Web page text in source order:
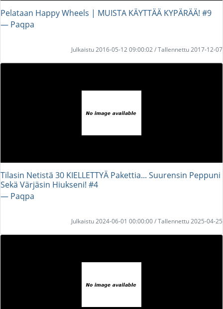
Pelataan Happy Wheels | MUISTA KÄYTTÄÄ KYPÄRÄÄ! #9
― Paqpa
Julkaistu 2016-05-12 09:00:02 / Tallennettu 2017-12-07
Tilasin Netistä 30 KIELLETTYÄ Pakettia... Suurensin Peppuni
Sekä Värjäsin Hiukseni! #4
― Paqpa
Julkaistu 2024-06-01 00:00:00 / Tallennettu 2025-04-25